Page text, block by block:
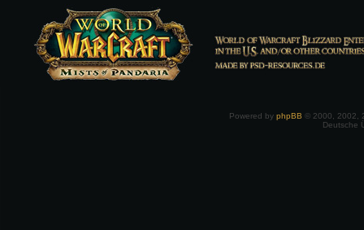
Powered by phpBB © 2000, 2002,
Deutsche